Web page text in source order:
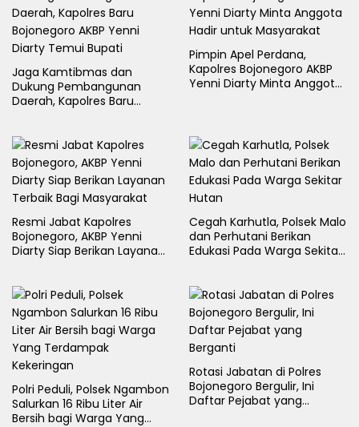
Jaga Kamtibmas dan
Dukung Pembangunan
Daerah, Kapolres Baru
Pimpin Apel Perdana,
Kapolres Bojonegoro AKBP
Yenni Diarty Minta Anggota
Resmi Jabat Kapolres
Bojonegoro, AKBP Yenni
Diarty Siap Berikan Layanan
Cegah Karhutla, Polsek Malo
dan Perhutani Berikan
Edukasi Pada Warga Sekitar
Polri Peduli, Polsek Ngambon
Salurkan 16 Ribu Liter Air
Bersih bagi Warga Yang
Rotasi Jabatan di Polres
Bojonegoro Bergulir, Ini
Daftar Pejabat yang